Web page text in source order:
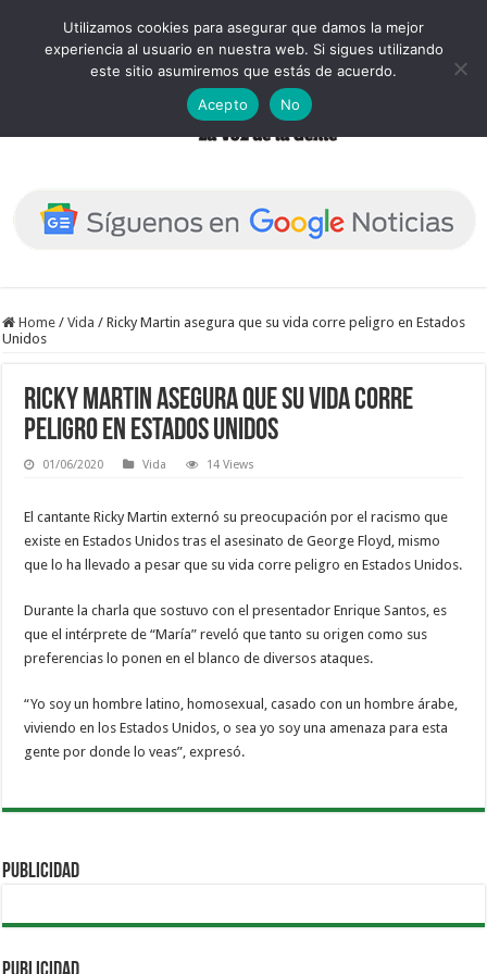
Home / Vida / Ricky Martin asegura que su vida corre peligro en Estados
Unidos
Ricky Martin asegura que su vida corre
peligro en Estados Unidos
01/06/2020 Vida 14 Views
El cantante Ricky Martin externó su preocupación por el racismo que
existe en Estados Unidos tras el asesinato de George Floyd, mismo
que lo ha llevado a pesar que su vida corre peligro en Estados Unidos.
Durante la charla que sostuvo con el presentador Enrique Santos, es
que el intérprete de “María” reveló que tanto su origen como sus
preferencias lo ponen en el blanco de diversos ataques.
“Yo soy un hombre latino, homosexual, casado con un hombre árabe,
viviendo en los Estados Unidos, o sea yo soy una amenaza para esta
gente por donde lo veas”, expresó.
PUBLICIDAD
Utilizamos cookies para asegurar que damos la mejor
experiencia al usuario en nuestra web. Si sigues utilizando
este sitio asumiremos que estás de acuerdo.
Acepto
No